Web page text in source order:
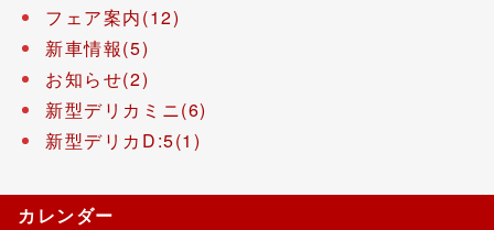
フェア案内(12)
新車情報(5)
お知らせ(2)
新型デリカミニ(6)
新型デリカD:5(1)
カレンダー